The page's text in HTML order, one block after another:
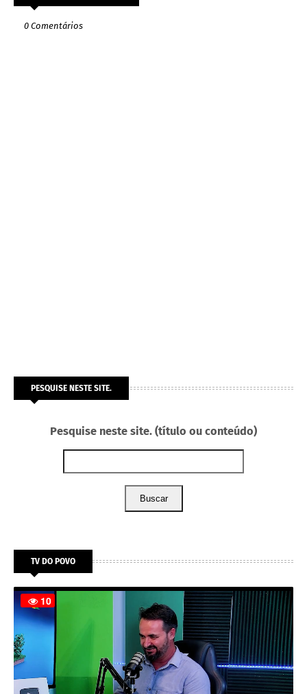
0 Comentários
PESQUISE NESTE SITE.
Pesquise neste site. (título ou conteúdo)
Buscar
TV DO POVO